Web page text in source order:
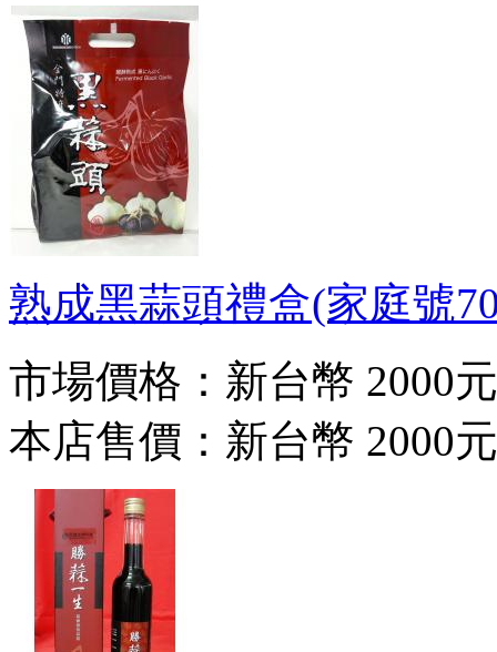
熟成黑蒜頭禮盒(家庭號
市場價格： 新台幣 2000元
本店售價： 新台幣 2000元